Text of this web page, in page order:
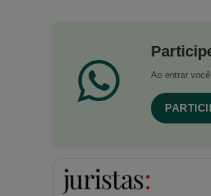
Ao entrar